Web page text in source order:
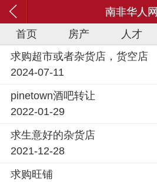
南非华人网
首页 房产 人才
求购超市或者杂货店，货空店
2024-07-11
pinetown酒吧转让
2022-01-29
求生意好的杂货店
2021-12-28
求购旺铺